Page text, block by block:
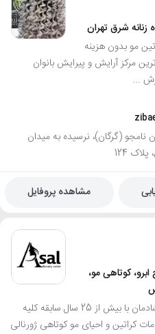
زنانه شرق تهران
مو بدون هزینه
مرکز آرایش و پیرایش بانوان
...
خیابان نامجو (گرگان)، نرسیده به میدان
124
مشاهده پروفایل
کوتاهی مو،
سالن زیبایی عسل نزدیک متروی شادمان با بیش از 25 سال سابقه کلیه
و احیای مو کوتاهی ژورنالی